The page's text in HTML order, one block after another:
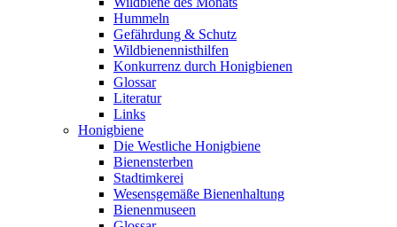
Hummeln
Gefährdung & Schutz
Wildbienennisthilfen
Konkurrenz durch Honigbienen
Glossar
Literatur
Links
Honigbiene
Die Westliche Honigbiene
Bienensterben
Stadtimkerei
Wesensgemäße Bienenhaltung
Bienenmuseen